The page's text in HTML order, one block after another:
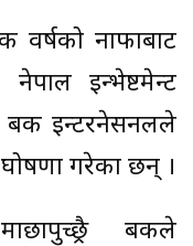
नाफाबाट
इन्भेष्टमेन्ट
बैंक इन्टरनेसनलले
गरेका छन् ।
बैंकले